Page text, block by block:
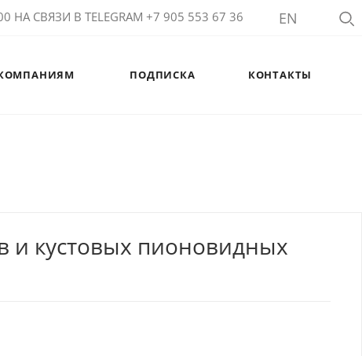
СВЯЗИ В TELEGRAM +7 905 553 67 36 EN
ПОДПИСКА КОНТАКТЫ
и кустовых пионовидных